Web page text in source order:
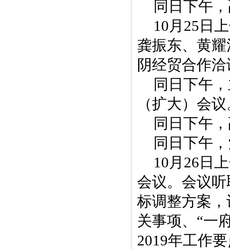
同日下午
10月25日
龚振东、黄
阴经贸合作
同日下午
（扩大）会
同日下午
同日下午
10月26日
会议。会议
标调整方案
关事项、“一
2019年工作